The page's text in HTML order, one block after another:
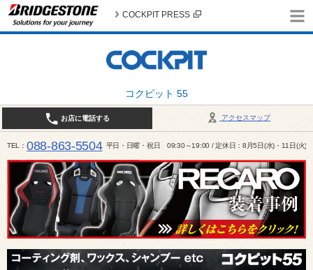
コクピット 55
COCKPIT PRESS
アクセスマップ
お店に電話する
TEL 088-863-5504 平日・日曜・祝日 09:30～19:00 / 定休日：8月5日(水)・11日(火)